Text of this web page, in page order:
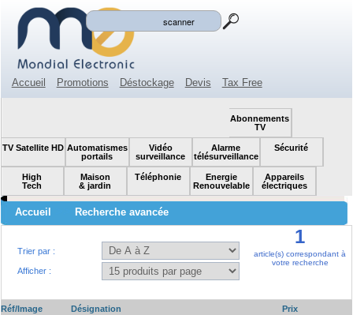
Mon compte
Accueil Promotions Déstockage Devis
Tax Free
Abonnements
TV
TV Satellite HD Automatismes
portails
Vidéo
surveillance
Alarme
télésurveillance
Sécurité
High
Tech
Maison
& jardin
Téléphonie
Energie
Renouvelable
Appareils
électriques
Accueil Recherche avancée
1
article(s) correspondant à
votre recherche
Trier par :
Afficher :
Réf/Image Désignation Prix